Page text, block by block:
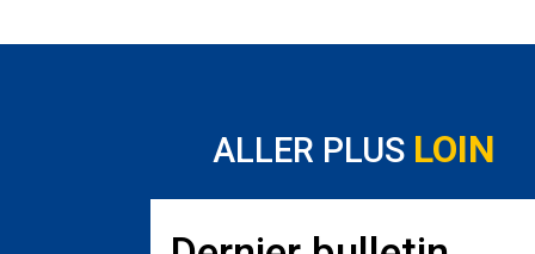
ALLER PLUS LOIN